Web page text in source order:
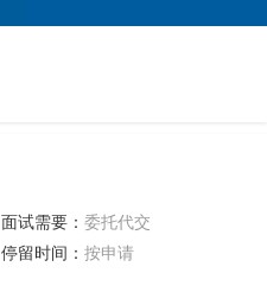
面试需要： 委托代交
停留时间： 按申请